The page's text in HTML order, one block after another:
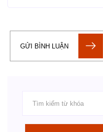
GỬI BÌNH LUẬN